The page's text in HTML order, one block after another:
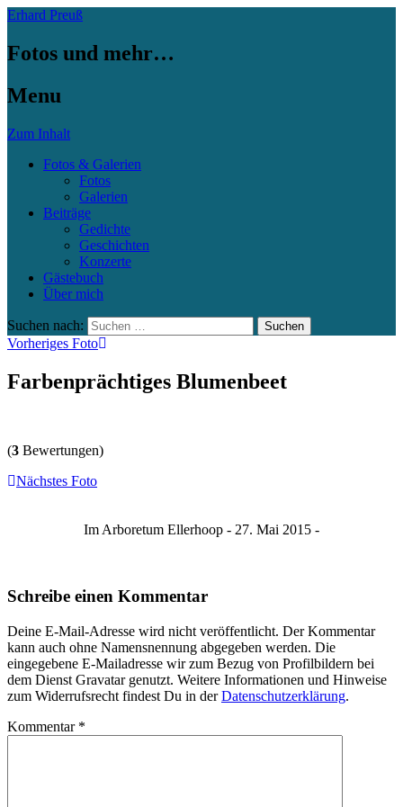
Erhard Preuß
Fotos und mehr…
Menu
Zum Inhalt
Fotos & Galerien
Fotos
Galerien
Beiträge
Gedichte
Geschichten
Konzerte
Gästebuch
Über mich
Suchen nach:
Vorheriges Foto
Farbenprächtiges Blumenbeet
(3 Bewertungen)
Nächstes Foto
Im Arboretum Ellerhoop - 27. Mai 2015 -
Schreibe einen Kommentar
Deine E-Mail-Adresse wird nicht veröffentlicht. Der Kommentar
kann auch ohne Namensnennung abgegeben werden. Die
eingegebene E-Mailadresse wir zum Bezug von Profilbildern bei
dem Dienst Gravatar genutzt. Weitere Informationen und Hinweise
zum Widerrufsrecht findest Du in derDatenschutzerklärung.
Kommentar *